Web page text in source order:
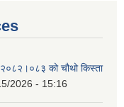
को चौथो किस्ता
2026 - 15:16